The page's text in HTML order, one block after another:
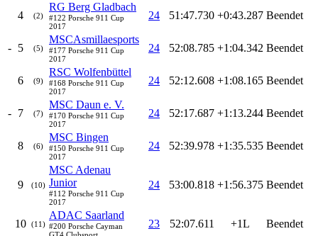
4 (2)
RG Berg Gladbach
#122 Porsche 911 Cup
2017
24 51:47.730 +0:43.287 Beendet
- 5 (5)
MSCAsmillaesports
#177 Porsche 911 Cup
2017
24 52:08.785 +1:04.342 Beendet
6 (9)
RSC Wolfenbüttel
#168 Porsche 911 Cup
2017
24 52:12.608 +1:08.165 Beendet
- 7 (7)
MSC Daun e. V.
#170 Porsche 911 Cup
2017
24 52:17.687 +1:13.244 Beendet
8 (6)
MSC Bingen
#150 Porsche 911 Cup
2017
24 52:39.978 +1:35.535 Beendet
9 (10)
MSC Adenau
Junior
#112 Porsche 911 Cup
2017
24 53:00.818 +1:56.375 Beendet
10 (11)
ADAC Saarland
#200 Porsche Cayman
23 52:07.611 +1L Beendet